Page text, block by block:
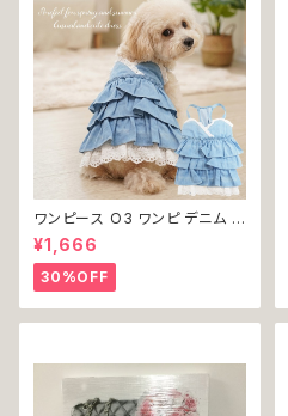
ワンピース O3 ワンピ デニム プ
リーツ レース 女の子 犬 犬服
小型 猫 服 洋服 ペット dog ド
ッグウェア おしゃれ かわいい 返
品交換不可
¥1,666
30%OFF